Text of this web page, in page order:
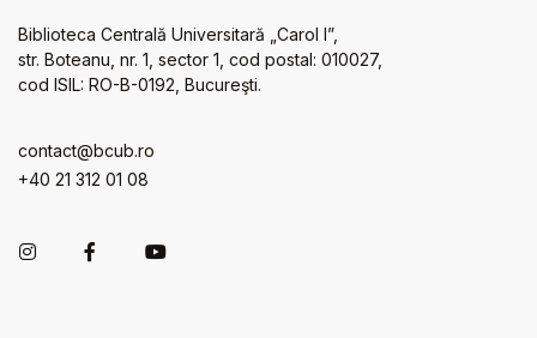
Biblioteca Centrală Universitară „Carol I”,
str. Boteanu, nr. 1, sector 1, cod postal: 010027,
cod ISIL: RO-B-0192, Bucureşti.
contact@bcub.ro
+40 21 312 01 08